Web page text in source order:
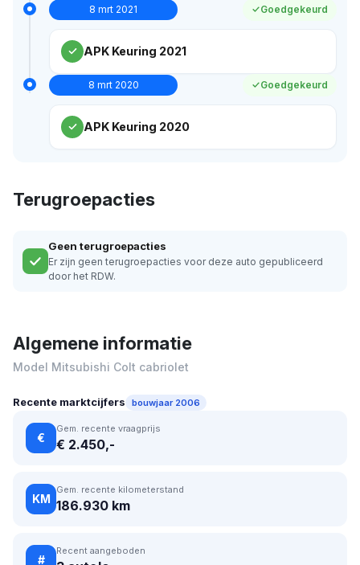
8 mrt 2021 Goedgekeurd
APK Keuring 2021
8 mrt 2020 Goedgekeurd
APK Keuring 2020
Terugroepacties
Geen terugroepacties
Er zijn geen terugroepacties voor deze auto gepubliceerd
door het RDW.
Algemene informatie
Model Mitsubishi Colt cabriolet
Recente marktcijfers bouwjaar 2006
€
Gem. recente vraagprijs
€ 2.450,-
KM
Gem. recente kilometerstand
186.930 km
#
Recent aangeboden